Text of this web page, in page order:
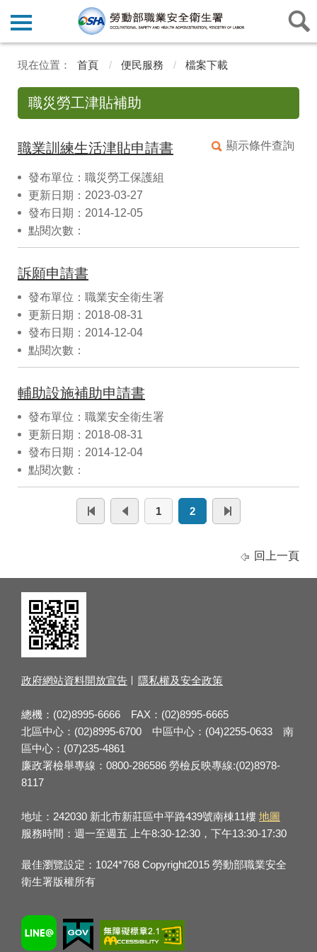
首頁 便民服務 檔案下載
職災勞工津貼補助
顯示條件查詢
職業訓練生活津貼申請書
發布單位：職災勞工保護組
更新日期：2023-03-27
發布日期：2014-12-05
點閱次數：
訴願申請書
發布單位：職業安全衛生署
更新日期：2018-08-31
發布日期：2014-12-04
點閱次數：
輔助設施補助申請書
發布單位：職業安全衛生署
更新日期：2018-08-31
發布日期：2014-12-04
點閱次數：
1 2
回上一頁
政府網站資料開放宣告 隱私權及安全政策
總機：(02)8995-6666 FAX：(02)8995-6665
北區中心：(02)8995-6700 中區中心：(04)2255-0633 南
區中心：(07)235-4861
廉政署檢舉專線：0800-286586 勞檢反映專線:(02)8978-
8117
地址：242030 新北市新莊區中平路439號南棟11樓 地圖
服務時間：週一至週五 上午8:30-12:30，下午13:30-17:30
最佳瀏覽設定：1024*768 Copyright2015 勞動部職業安全
衛生署版權所有